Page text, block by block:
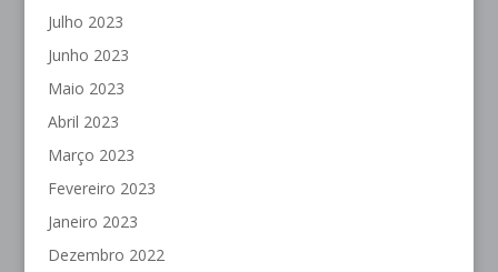
Julho 2023
Junho 2023
Maio 2023
Abril 2023
Março 2023
Fevereiro 2023
Janeiro 2023
Dezembro 2022